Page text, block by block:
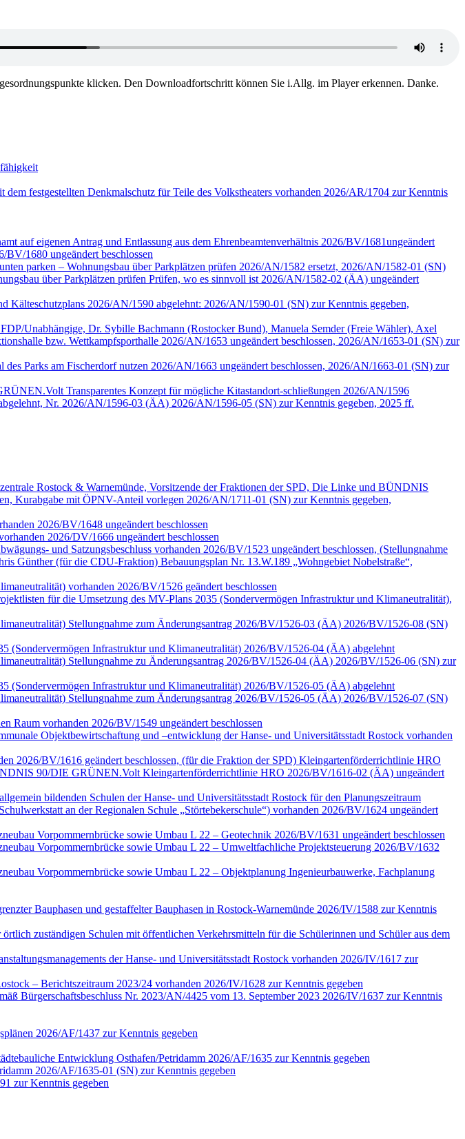
klicken. Den Downloadfortschritt können Sie i.Allg. im Player erkennen. Danke.
festgestellten Denkmalschutz für Teile des Volkstheaters vorhanden 2026/AR/1704 zur Kenntnis
auf eigenen Antrag und Entlassung aus dem Ehrenbeamtenverhältnis 2026/BV/1681ungeändert
BV/1680 ungeändert beschlossen
parken – Wohnungsbau über Parkplätzen prüfen 2026/AN/1582 ersetzt, 2026/AN/1582-01 (SN)
über Parkplätzen prüfen Prüfen, wo es sinnvoll ist 2026/AN/1582-02 (ÄA) ungeändert
2026/AN/1590 abgelehnt: 2026/AN/1590-01 (SN) zur Kenntnis gegeben,
Unabhängige, Dr. Sybille Bachmann (Rostocker Bund), Manuela Semder (Freie Wähler), Axel
bzw. Wettkampfsporthalle 2026/AN/1653 ungeändert beschlossen, 2026/AN/1653-01 (SN) zur
Parks am Fischerdorf nutzen 2026/AN/1663 ungeändert beschlossen, 2026/AN/1663-01 (SN) zur
Transparentes Konzept für mögliche Kitastandort-schließungen 2026/AN/1596
Nr. 2026/AN/1596-03 (ÄA) 2026/AN/1596-05 (SN) zur Kenntnis gegeben, 2025 ff.
Rostock & Warnemünde, Vorsitzende der Fraktionen der SPD, Die Linke und BÜNDNIS
Kurabgabe mit ÖPNV-Anteil vorlegen 2026/AN/1711-01 (SN) zur Kenntnis gegeben,
2026/BV/1648 ungeändert beschlossen
2026/DV/1666 ungeändert beschlossen
und Satzungsbeschluss vorhanden 2026/BV/1523 ungeändert beschlossen, (Stellungnahme
Günther (für die CDU-Fraktion) Bebauungsplan Nr. 13.W.189 „Wohngebiet Nobelstraße“,
vorhanden 2026/BV/1526 geändert beschlossen
für die Umsetzung des MV-Plans 2035 (Sondervermögen Infrastruktur und Klimaneutralität),
Stellungnahme zum Änderungsantrag 2026/BV/1526-03 (ÄA) 2026/BV/1526-08 (SN)
(Sondervermögen Infrastruktur und Klimaneutralität) 2026/BV/1526-04 (ÄA) abgelehnt
Stellungnahme zu Änderungsantrag 2026/BV/1526-04 (ÄA) 2026/BV/1526-06 (SN) zur
(Sondervermögen Infrastruktur und Klimaneutralität) 2026/BV/1526-05 (ÄA) abgelehnt
Stellungnahme zum Änderungsantrag 2026/BV/1526-05 (ÄA) 2026/BV/1526-07 (SN)
Raum vorhanden 2026/BV/1549 ungeändert beschlossen
Objektbewirtschaftung und –entwicklung der Hanse- und Universitätsstadt Rostock vorhanden
2026/BV/1616 geändert beschlossen, (für die Fraktion der SPD) Kleingartenförderrichtlinie HRO
90/DIE GRÜNEN.Volt Kleingartenförderrichtlinie HRO 2026/BV/1616-02 (ÄA) ungeändert
bildenden Schulen der Hanse- und Universitätsstadt Rostock für den Planungszeitraum
an der Regionalen Schule „Störtebekerschule“) vorhanden 2026/BV/1624 ungeändert
Vorpommernbrücke sowie Umbau L 22 – Geotechnik 2026/BV/1631 ungeändert beschlossen
Vorpommernbrücke sowie Umbau L 22 – Umweltfachliche Projektsteuerung 2026/BV/1632
Vorpommernbrücke sowie Umbau L 22 – Objektplanung Ingenieurbauwerke, Fachplanung
Bauphasen und gestaffelter Bauphasen in Rostock-Warnemünde 2026/IV/1588 zur Kenntnis
zuständigen Schulen mit öffentlichen Verkehrsmitteln für die Schülerinnen und Schüler aus dem
der Hanse- und Universitätsstadt Rostock vorhanden 2026/IV/1617 zur
– Berichtszeitraum 2023/24 vorhanden 2026/IV/1628 zur Kenntnis gegeben
Bürgerschaftsbeschluss Nr. 2023/AN/4425 vom 13. September 2023 2026/IV/1637 zur Kenntnis
2026/AF/1437 zur Kenntnis gegeben
Entwicklung Osthafen/Petridamm 2026/AF/1635 zur Kenntnis gegeben
2026/AF/1635-01 (SN) zur Kenntnis gegeben
zur Kenntnis gegeben